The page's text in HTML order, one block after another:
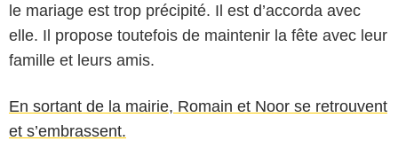
le mariage est trop précipité. Il est d’accorda avec
elle. Il propose toutefois de maintenir la fête avec leur
famille et leurs amis.
En sortant de la mairie, Romain et Noor se retrouvent
et s’embrassent.